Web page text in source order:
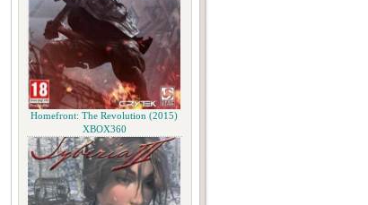
Homefront: The Revolution (2015)
XBOX360